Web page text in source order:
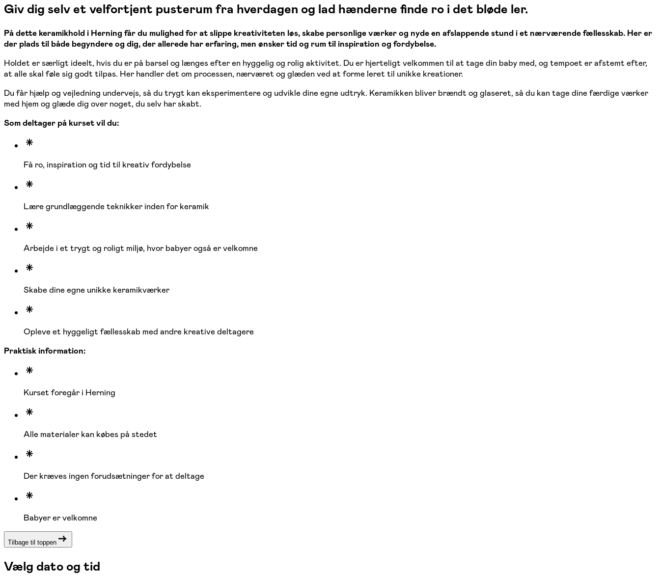
Giv dig selv et velfortjent pusterum fra hverdagen og lad hænderne finde ro i det bløde ler.
På dette keramikhold i Herning får du mulighed for at slippe kreativiteten løs, skabe personlige værker og nyde en afslappende stund i et nærværende fællesskab. Her er
der plads til både begyndere og dig, der allerede har erfaring, men ønsker tid og rum til inspiration og fordybelse.
Holdet er særligt ideelt, hvis du er på barsel og længes efter en hyggelig og rolig aktivitet. Du er hjerteligt velkommen til at tage din baby med, og tempoet er afstemt efter,
at alle skal føle sig godt tilpas. Her handler det om processen, nærværet og glæden ved at forme leret til unikke kreationer.
Du får hjælp og vejledning undervejs, så du trygt kan eksperimentere og udvikle dine egne udtryk. Keramikken bliver brændt og glaseret, så du kan tage dine færdige værker
med hjem og glæde dig over noget, du selv har skabt.
Som deltager på kurset vil du:
Få ro, inspiration og tid til kreativ fordybelse
Lære grundlæggende teknikker inden for keramik
Arbejde i et trygt og roligt miljø, hvor babyer også er velkomne
Skabe dine egne unikke keramikværker
Opleve et hyggeligt fællesskab med andre kreative deltagere
Praktisk information:
Kurset foregår i Herning
Alle materialer kan købes på stedet
Der kræves ingen forudsætninger for at deltage
Babyer er velkomne
Tilbage til toppen
Vælg dato og tid